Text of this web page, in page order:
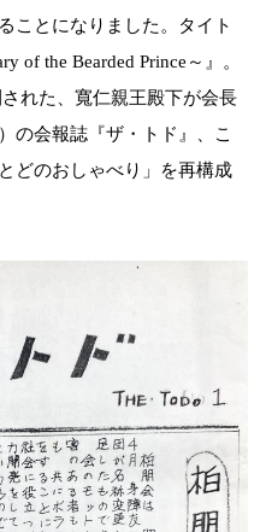
ことになりました。タイト
of the Bearded Prince～』。
れた、寬仁親王殿下が会長
の会報誌『ザ・トド』、こ
どのおしゃべり」を再構成